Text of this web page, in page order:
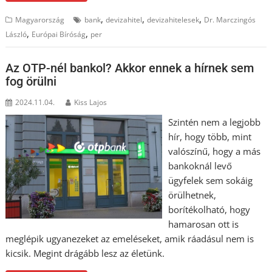
Magyarország bank,devizahitel,devizahitelesek, Dr. Marczingós
László, Európai Bíróság, per
Az OTP-nél bankol? Akkor ennek a hírnek sem
fog örülni
2024.11.04. Kiss Lajos
Szintén nem a legjobb
hír, hogy több, mint
valószínű, hogy a más
bankoknál levő
ügyfelek sem sokáig
örülhetnek,
borítékolható, hogy
hamarosan ott is
meglépik ugyanezeket az emeléseket, amik ráadásul nem is
kicsik. Megint drágább lesz az életünk.